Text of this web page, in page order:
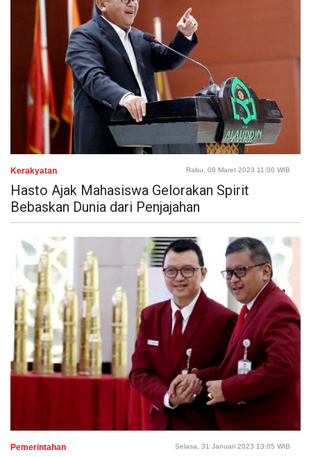
Kerakyatan Rabu, 08 Maret 2023 11:00 WIB
Hasto Ajak Mahasiswa Gelorakan Spirit
Bebaskan Dunia dari Penjajahan
Pemerintahan Selasa, 31 Januari 2023 13:05 WIB